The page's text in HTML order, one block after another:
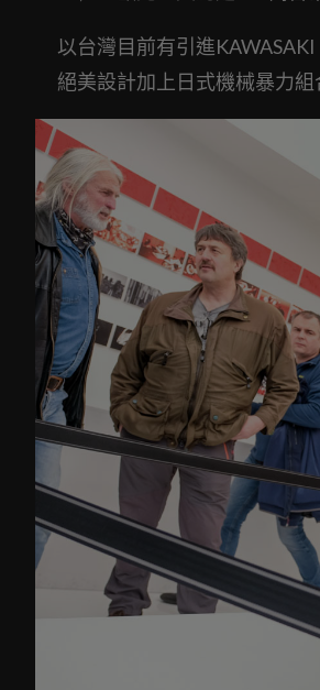
以台灣目前有引進
絕美設計加上日式機械暴力